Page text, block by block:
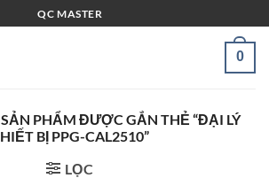
QC MASTER
0
SẢN PHẨM ĐƯỢC GẮN THẺ “ĐẠI LÝ
BỊ PPG-CAL2510”
LỌC